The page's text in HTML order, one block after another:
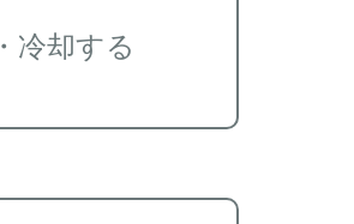
冷却する